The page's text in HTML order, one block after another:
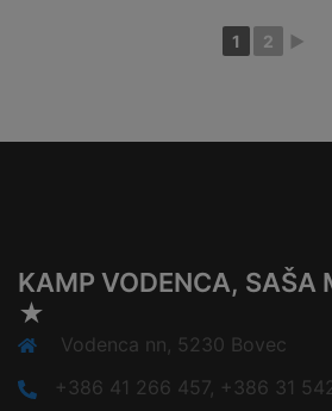
1 2 ►
KAMP VODENCA, SAŠA
★
Vodenca nn, 5230 Bovec
+386 41 266 457, +386 31